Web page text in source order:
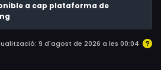
a cap plataforma de
9 d'agost de 2026 a les 00:04